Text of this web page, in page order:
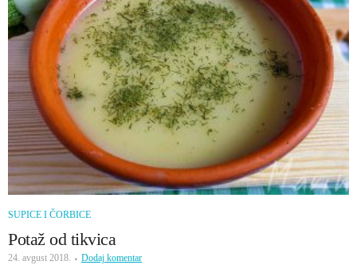
SUPICE I ČORBICE
Potaž od tikvica
24. avgust 2018. Dodaj komentar